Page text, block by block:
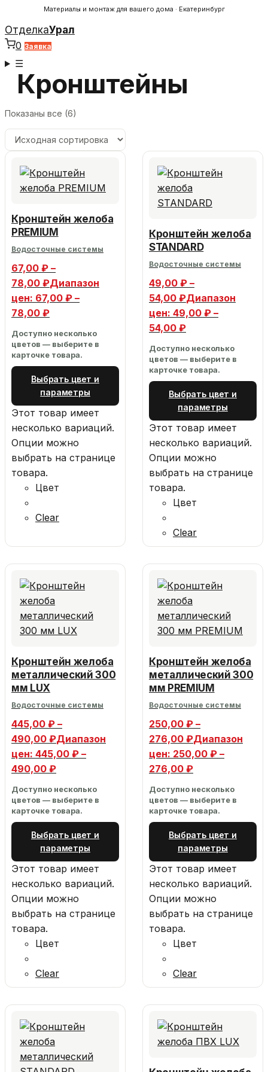
Материалы и монтаж для вашего дома · Екатеринбург
ОтделкаУрал
0 Заявка
☰
Кронштейны
Показаны все (6)
Кронштейн желоба
PREMIUM
Водосточные системы
67,00 ₽ –
78,00 ₽Диапазон
цен: 67,00 ₽ –
78,00 ₽
Доступно несколько
цветов — выберите в
карточке товара.
Выбрать цвет и
параметры
Этот товар имеет
несколько вариаций.
Опции можно
выбрать на странице
товара.
Цвет
Clear
Кронштейн желоба
STANDARD
Водосточные системы
49,00 ₽ –
54,00 ₽Диапазон
цен: 49,00 ₽ –
54,00 ₽
Доступно несколько
цветов — выберите в
карточке товара.
Выбрать цвет и
параметры
Этот товар имеет
несколько вариаций.
Опции можно
выбрать на странице
товара.
Цвет
Clear
Кронштейн желоба
металлический 300
мм LUX
Водосточные системы
445,00 ₽ –
490,00 ₽Диапазон
цен: 445,00 ₽ –
490,00 ₽
Доступно несколько
цветов — выберите в
карточке товара.
Выбрать цвет и
параметры
Этот товар имеет
несколько вариаций.
Опции можно
выбрать на странице
товара.
Цвет
Clear
Кронштейн желоба
металлический 300
мм PREMIUM
Водосточные системы
250,00 ₽ –
276,00 ₽Диапазон
цен: 250,00 ₽ –
276,00 ₽
Доступно несколько
цветов — выберите в
карточке товара.
Выбрать цвет и
параметры
Этот товар имеет
несколько вариаций.
Опции можно
выбрать на странице
товара.
Цвет
Clear